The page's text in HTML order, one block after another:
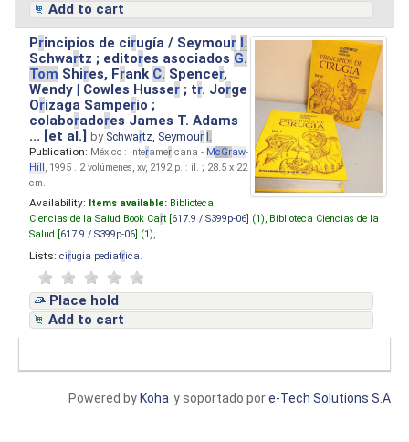
Add to cart
Principios de cirugía / Seymour I.
Schwartz ; editores asociados G.
Tom Shires, Frank C. Spencer,
Wendy | Cowles Husser ; tr. Jorge
Orizaga Samperio ;
colaboradores James T. Adams
... [et al.]by Schwartz, Seymour I.
Publication: México : Interamericana - McGraw-
Hill, 1995 . 2 volúmenes, xv, 2192 p. : il. ; 28.5 x 22
cm.
Availability: Items available: Biblioteca
Ciencias de la Salud Book Cart [ 617.9 / S399p-06 ] (1), Biblioteca Ciencias de la
Salud [ 617.9 / S399p-06 ] (1),
Lists: cirugia pediatrica
Place hold
Add to cart
y soportado pore-Tech Solutions S.A
Powered by Koha